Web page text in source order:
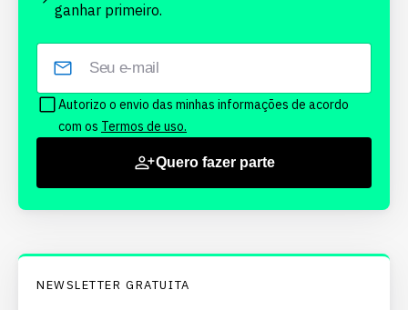
ganhar primeiro.
Autorizo o envio das minhas informações de acordo
com os Termos de uso.
Quero fazer parte
NEWSLETTER GRATUITA